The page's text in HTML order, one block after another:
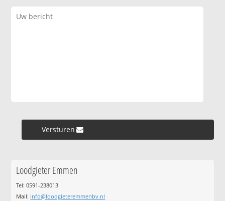
Versturen »
Loodgieter Emmen
Tel: 0591-238013
Mail: info@loodgieteremmenbv.nl